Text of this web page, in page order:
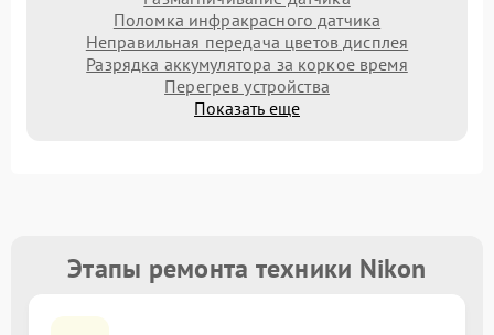
Поломка инфракрасного датчика
Неправильная передача цветов дисплея
Разрядка аккумулятора за коркое время
Перегрев устройства
Показать еще
Этапы ремонта техники Nikon